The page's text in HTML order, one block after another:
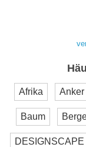
Afrika Anker
Baum
DESIGNSCAPE